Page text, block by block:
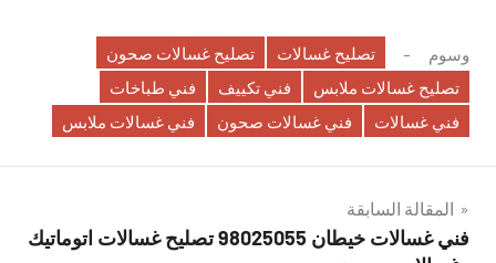
وسوم تصليح غسالات
تصليح غسالات صحون
تصليح غسالات ملابس
فني تكييف
فني طباخات
فني غسالات
فني غسالات صحون فني غسالات ملابس
تصفّح
المقالة السابقة
فني غسالات خيطان 98025055 تصليح غسالات اتوماتيك